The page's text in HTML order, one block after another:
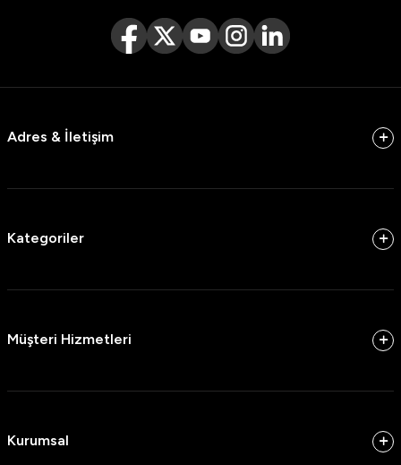
Adres & İletişim
Kategoriler
Müşteri Hizmetleri
Kurumsal